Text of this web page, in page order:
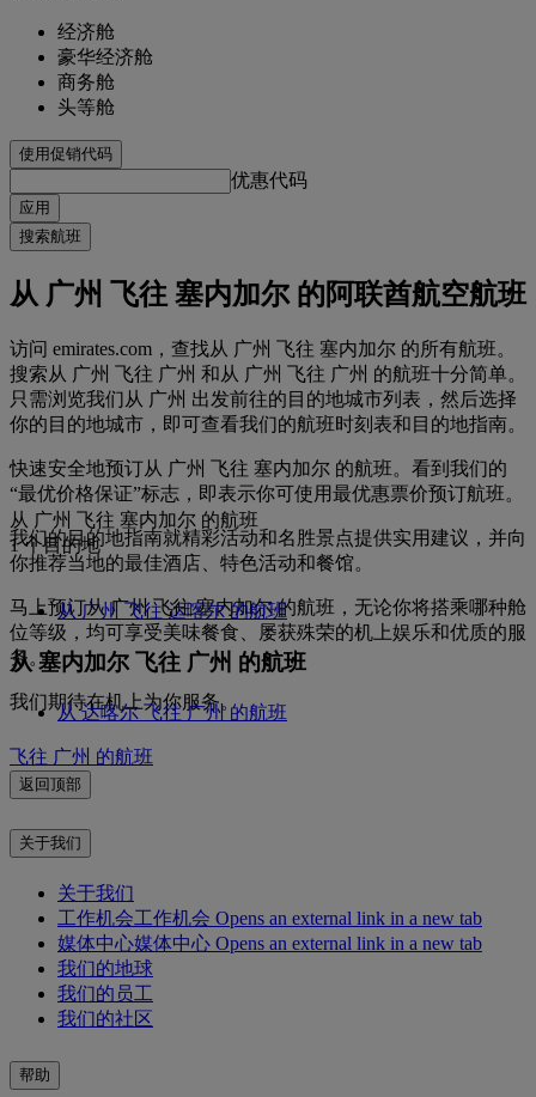
经济舱
豪华经济舱
商务舱
头等舱
使用促销代码
优惠代码
应用
搜索航班
从 广州 飞往 塞内加尔 的阿联酋航空航班
访问 emirates.com，查找从 广州 飞往 塞内加尔 的所有航班。
搜索从 广州 飞往 广州 和从 广州 飞往 广州 的航班十分简单。
只需浏览我们从 广州 出发前往的目的地城市列表，然后选择
你的目的地城市，即可查看我们的航班时刻表和目的地指南。
快速安全地预订从 广州 飞往 塞内加尔 的航班。看到我们的
“最优价格保证”标志，即表示你可使用最优惠票价预订航班。
我们的目的地指南就精彩活动和名胜景点提供实用建议，并向
你推荐当地的最佳酒店、特色活动和餐馆。
马上预订从 广州 飞往 塞内加尔 的航班，无论你将搭乘哪种舱
位等级，均可享受美味餐食、屡获殊荣的机上娱乐和优质的服
务。
我们期待在机上为你服务。
从 广州 飞往 塞内加尔 的航班
1 个目的地
从 广州 飞往 达喀尔 的航班
从 塞内加尔 飞往 广州 的航班
从 达喀尔 飞往 广州 的航班
飞往 广州 的航班
返回顶部
关于我们
关于我们
工作机会工作机会 Opens an external link in a new tab
媒体中心媒体中心 Opens an external link in a new tab
我们的地球
我们的员工
我们的社区
帮助